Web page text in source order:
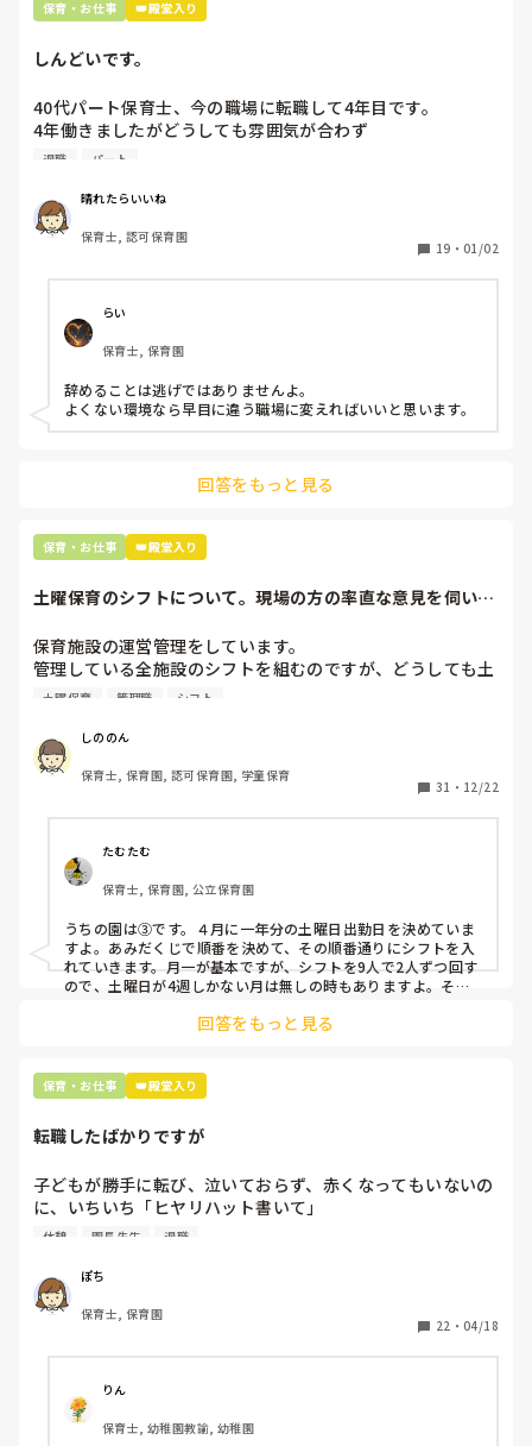
でしょ？
そこに時間をかける必要は、僕はないと思うので。
保育・お仕事 👑殿堂入り
しんどいです。
40代パート保育士、今の職場に転職して4年目です。
4年働きましたがどうしても雰囲気が合わず
退職しようと思っています。
周りの職員は、勤続10年以上から何十年という先生がほとん
どです。
保護者子どもの愚痴悪口が多く、
今で言う不適切保育も
仕方ないよね
もう何も言わずに
子どもの言いなりになればいいんだね
などいう意見で…
上の先生に相談することは難しそうです。
最後の職場にしようと思っていましたが
辞めることは逃げ、と、過去辞めた人も何年も言われ続けて
います
退職 パート
晴れたらいいね
保育士, 認可保育園
19 ・ 01/02
らい
保育士, 保育園
辞めることは逃げではありませんよ。
よくない環境なら早目に違う職場に変えればいいと思います。
回答をもっと見る
保育・お仕事 👑殿堂入り
土曜保育のシフトについて。現場の方の率直な意見を伺いた
保育施設の運営管理をしています。
管理している全施設のシフトを組むのですが、どうしても土
曜保育だけは入れる方が少なく、いつも苦労しています。
て入職しているはずですが、いざ勤務が始まると一日も土曜
出勤が出来ない方ばかりです。
①土曜日の希望休は2日まで、と制限をかける
②毎月、必ず土曜保育に入ることのできる日を1日だけピッ
クアップしてもらう
③仮シフトが出た時、土曜出勤が難しければ自身で代わりの
人を交渉して見つけてもらう
上記のいずれかの対策を取り入れることを考えています。
土曜保育 管理職 シフト
しののん
保育士, 保育園, 認可保育園, 学童保育
31 ・ 12/22
たむたむ
保育士, 保育園, 公立保育園
うちの園は③です。４月に一年分の土曜日出勤日を決めていま
すよ。あみだくじで順番を決めて、その順番通りにシフトを入
れていきます。月一が基本ですが、シフトを9人で2人ずつ回す
ので、土曜日が4週しかない月は無しの時もありますよ。その
て貰い、主任に報告してます。
回答をもっと見る
保育・お仕事 👑殿堂入り
転職したばかりですが
子どもが勝手に転び、泣いておらず、赤くなってもいないの
に、いちいち「ヒヤリハット書いて」
と書かされ
（そう言う本人は書かない）
しかも、上司に↑この内容でも
ちゃんと考えて対策を練って書き込むようにと。
呼ばれて一緒に対策を考えさせられること多数
これだけで30〜40分拘束されて辛いです
休憩 園長先生 退職
ぽち
保育士, 保育園
22 ・ 04/18
りん
保育士, 幼稚園教諭, 幼稚園